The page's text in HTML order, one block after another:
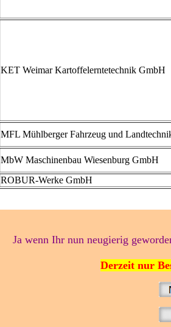
KET Weimar Kartoffelerntetechnik GmbH
MFL Mühlberger Fahrzeug und
MbW Maschinenbau Wiesenburg GmbH
ROBUR-Werke GmbH
Ja wenn Ihr nun neugierig
Derzeit nur